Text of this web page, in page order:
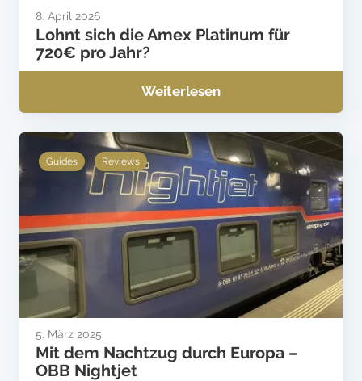
8. April 2026
Lohnt sich die Amex Platinum für
720€ pro Jahr?
Weiterlesen
Guides Reviews
5. März 2025
Mit dem Nachtzug durch Europa –
OBB Nightjet